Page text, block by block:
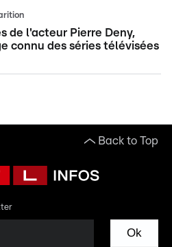
de l'acteur Pierre Deny,
connu des séries télévisées
Back to Top
Ok